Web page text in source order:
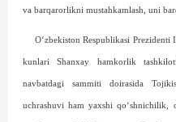
va barqarorlikni mustahkamlash, uni
O‘zbekiston Respublikasi
kunlari Shanxay hamkorlik
navbatdagi sammiti doirasida
uchrashuvi ham yaxshi qo‘shnichilik,